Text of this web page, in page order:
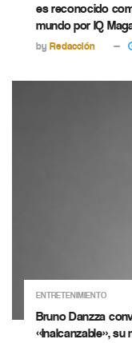
es reconocido
mundo por IQ
by Redacción
ENTRETENIMIENTO
Bruno Danzza
«Inalcanzable», su